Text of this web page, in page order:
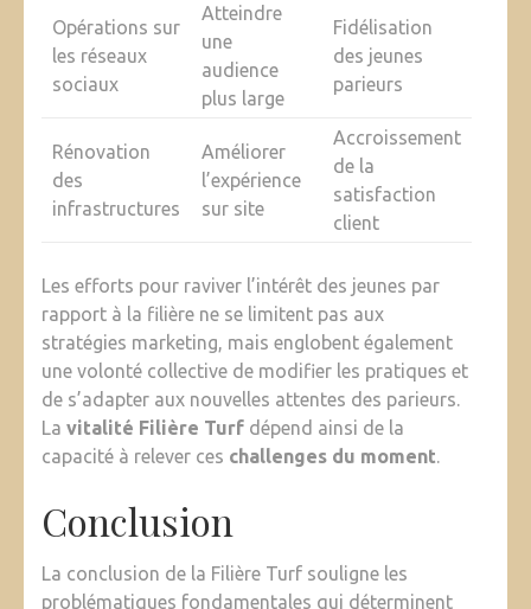
Opérations sur
les réseaux
sociaux
Atteindre
une
audience
plus large
Fidélisation
des jeunes
parieurs
Rénovation
des
infrastructures
Améliorer
l’expérience
sur site
Accroissement
de la
satisfaction
client
Les efforts pour raviver l’intérêt des jeunes par
rapport à la filière ne se limitent pas aux
stratégies marketing, mais englobent également
une volonté collective de modifier les pratiques et
de s’adapter aux nouvelles attentes des parieurs.
La vitalité Filière Turf dépend ainsi de la
capacité à relever ces challenges du moment.
Conclusion
La conclusion de la Filière Turf souligne les
problématiques fondamentales qui déterminent